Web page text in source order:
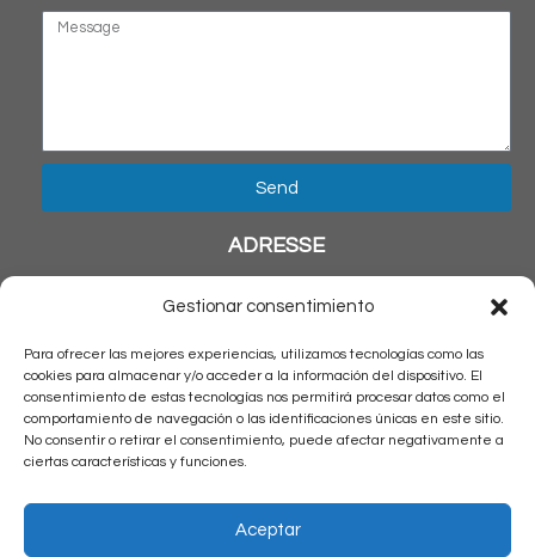
Gestionar consentimiento
Para ofrecer las mejores experiencias, utilizamos tecnologías como las
cookies para almacenar y/o acceder a la información del dispositivo. El
consentimiento de estas tecnologías nos permitirá procesar datos como el
comportamiento de navegación o las identificaciones únicas en este sitio.
No consentir o retirar el consentimiento, puede afectar negativamente a
ciertas características y funciones.
Aceptar
ADRESSE
NOUS CONTACTER
téléphone : + 51 1 6538045
+51 1 983515711
e-mail: reservas@latinamericantrips.com
HORAIRE
Send